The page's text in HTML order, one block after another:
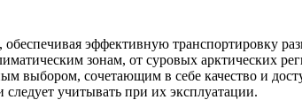
эффективную транспортировку
зонам, от суровых арктических
выбором, сочетающим в себе качество и
учитывать при их эксплуатации.